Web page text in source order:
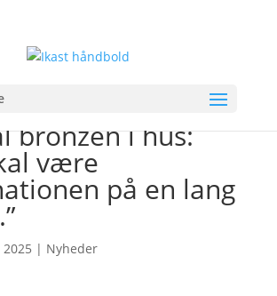
bronzen i hus:
være
på en lang
| Nyheder